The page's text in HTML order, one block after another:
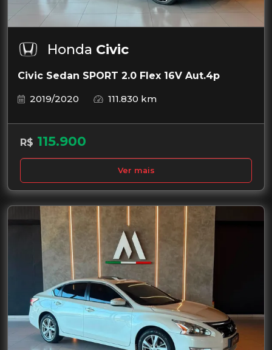
Honda Civic
Civic Sedan SPORT 2.0 Flex 16V Aut.4p
2019/2020
111.830 km
R$ 115.900
Ver mais